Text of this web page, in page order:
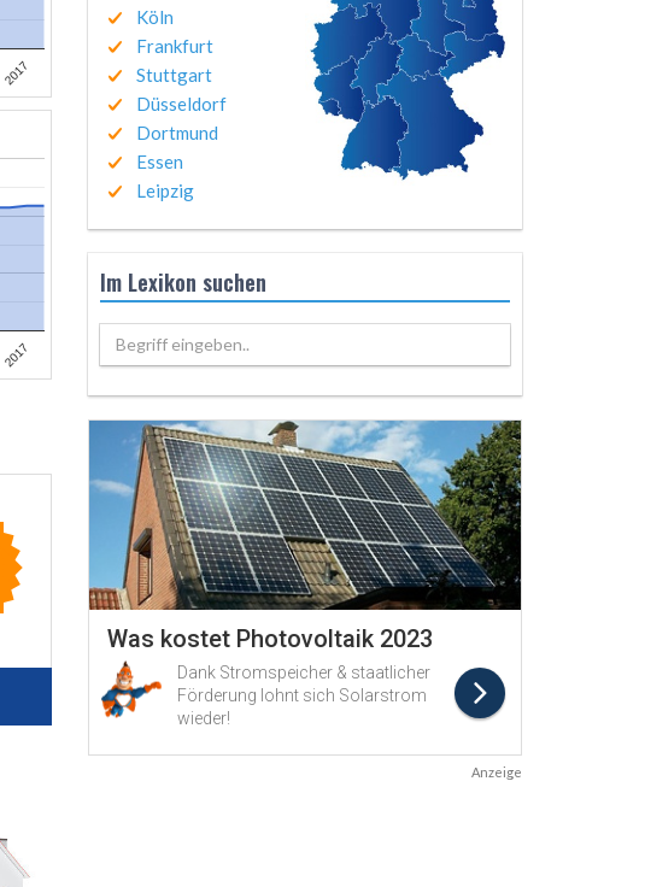
2017
2017
Köln
Frankfurt
Stuttgart
Düsseldorf
Dortmund
Essen
Leipzig
Im Lexikon suchen
Begriff eingeben..
Anzeige